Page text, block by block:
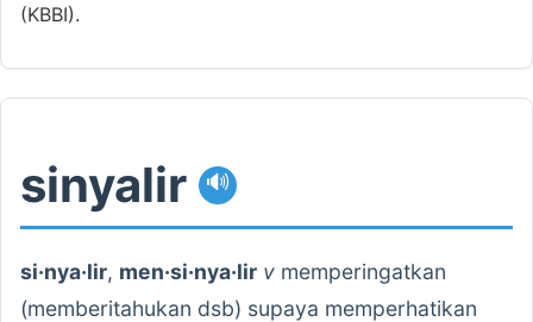
(KBBI).
sinyalir 🔊
si·nya·lir, men·si·nya·lir v memperingatkan
(memberitahukan dsb) supaya memperhatikan